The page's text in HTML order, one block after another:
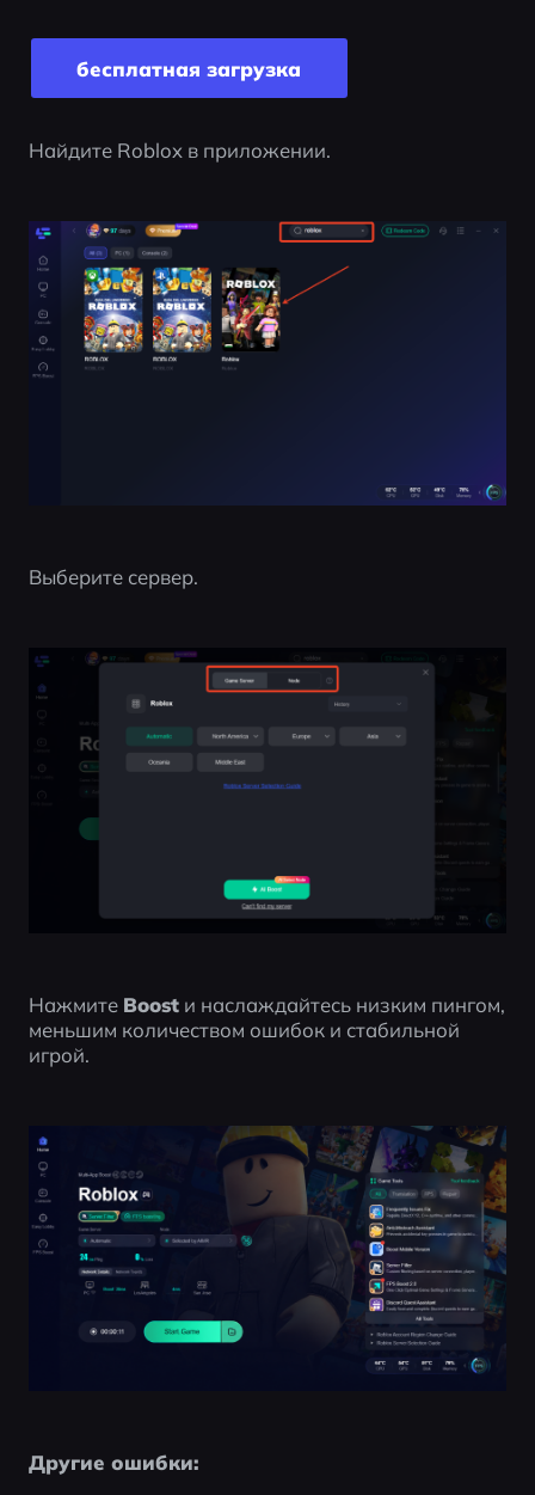
бесплатная загрузка
Найдите Roblox в приложении.
Выберите сервер.
Нажмите Boost и наслаждайтесь низким пингом,
меньшим количеством ошибок и стабильной
игрой.
Другие ошибки: